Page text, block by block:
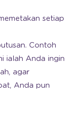
setiap
Contoh
ialah Anda ingin
agar
Anda pun